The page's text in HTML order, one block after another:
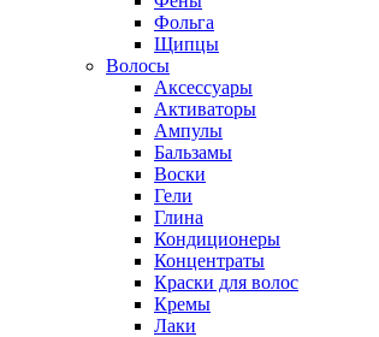
Фольга
Щипцы
Волосы
Аксессуары
Активаторы
Ампулы
Бальзамы
Воски
Гели
Глина
Кондиционеры
Концентраты
Краски для волос
Кремы
Лаки